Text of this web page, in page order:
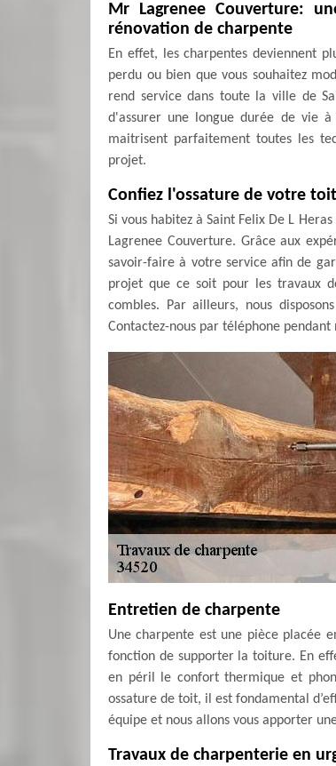
Mr Lagrenee Couverture:
rénovation de charpente
En effet, les charpentes deviennent
perdu ou bien que vous souhaitez
rend service dans toute la ville de
d'assurer une longue durée de vie
maitrisent parfaitement toutes les
projet.
Confiez l'ossature de votre
Si vous habitez à Saint Felix De L
Lagrenee Couverture. Grâce aux
savoir-faire à votre service afin de
projet que ce soit pour les travaux
combles. Par ailleurs, nous
Contactez-nous par téléphone
Entretien de charpente
Une charpente est une pièce placée
fonction de supporter la toiture. En
en péril le confort thermique et
ossature de toit, il est fondamental
équipe et nous allons vous apporter
Travaux de charpenterie en